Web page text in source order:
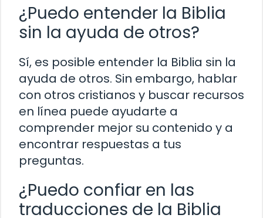
¿Puedo entender la Biblia
sin la ayuda de otros?
Sí, es posible entender la Biblia sin la
ayuda de otros. Sin embargo, hablar
con otros cristianos y buscar recursos
en línea puede ayudarte a
comprender mejor su contenido y a
encontrar respuestas a tus
preguntas.
¿Puedo confiar en las
traducciones de la Biblia